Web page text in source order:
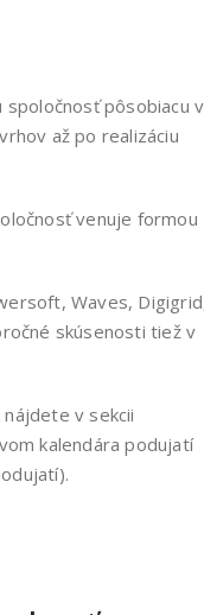
spoločnosť pôsobiacu v
až po realizáciu
venuje formou
Waves,
skúsenosti tiež v
v sekcii
kalendára podujatí